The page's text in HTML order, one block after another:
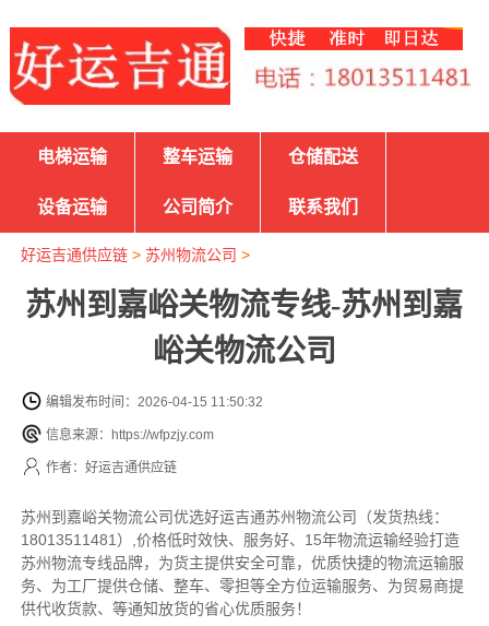
电梯运输 整车运输 仓储配送
设备运输 公司简介 联系我们
好运吉通供应链> 苏州物流公司 >
苏州到嘉峪关物流专线-苏州到嘉
峪关物流公司
编辑发布时间：2026-04-15 11:50:32
信息来源：https://wfpzjy.com
作者：好运吉通供应链
苏州到嘉峪关物流公司优选好运吉通苏州物流公司（发货热线：
18013511481）,价格低时效快、服务好、15年物流运输经验打造
苏州物流专线品牌，为货主提供安全可靠，优质快捷的物流运输服
务、为工厂提供仓储、整车、零担等全方位运输服务、为贸易商提
供代收货款、等通知放货的省心优质服务！